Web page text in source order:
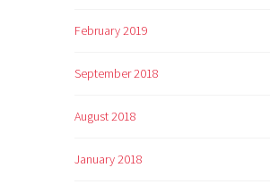
February 2019
September 2018
August 2018
January 2018